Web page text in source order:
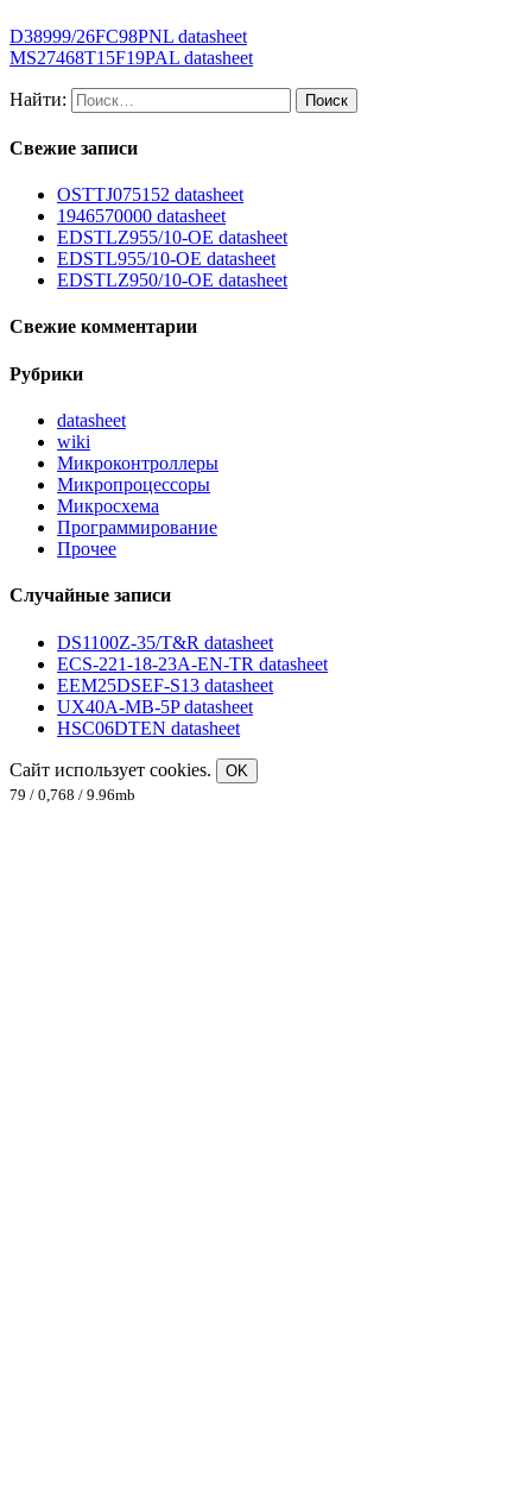
D38999/26FC98PNL datasheet
MS27468T15F19PAL datasheet
Найти:
Свежие записи
OSTTJ075152 datasheet
1946570000 datasheet
EDSTLZ955/10-OE datasheet
EDSTL955/10-OE datasheet
EDSTLZ950/10-OE datasheet
Свежие комментарии
Рубрики
datasheet
wiki
Микроконтроллеры
Микропроцессоры
Микросхема
Программирование
Прочее
Случайные записи
DS1100Z-35/T&R datasheet
ECS-221-18-23A-EN-TR datasheet
EEM25DSEF-S13 datasheet
UX40A-MB-5P datasheet
HSC06DTEN datasheet
Сайт использует cookies.
OK
79 / 0,768 / 9.96mb